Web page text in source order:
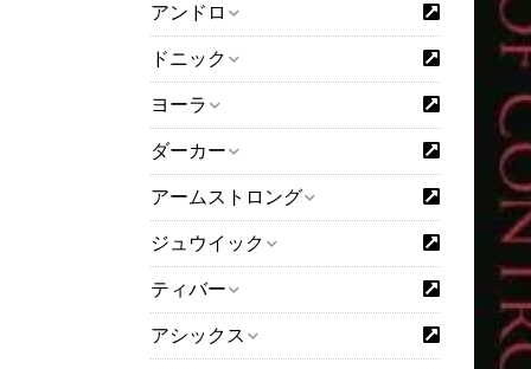
アンドロ
ドニック
ヨーラ
ダーカー
アームストロング
ジュウイック
ティバー
アシックス